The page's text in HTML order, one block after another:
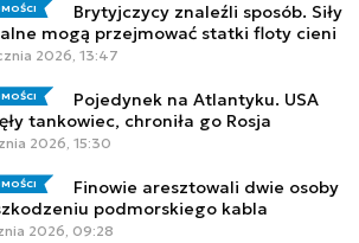
Brytyjczycy znaleźli sposób. Siły
mogą przejmować statki floty cieni
2026, 13:47
Pojedynek na Atlantyku. USA
tankowiec, chroniła go Rosja
2026, 15:30
Finowie aresztowali dwie osoby
podmorskiego kabla
2026, 09:28